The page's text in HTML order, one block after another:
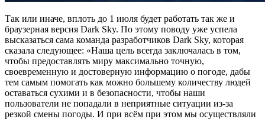
Так или иначе, вплоть до 1 июля будет работать так же и
браузерная версия Dark Sky. По этому поводу уже успела
высказаться сама команда разработчиков Dark Sky, которая
сказала следующее: «Наша цель всегда заключалась в том,
чтобы предоставлять миру максимально точную,
своевременную и достоверную информацию о погоде, дабы
тем самым помогать как можно большему количеству людей
оставаться сухими и в безопасности, чтобы наши
пользователи не попадали в неприятные ситуации из-за
резкой смены погоды. И при всём при этом мы осуществляли